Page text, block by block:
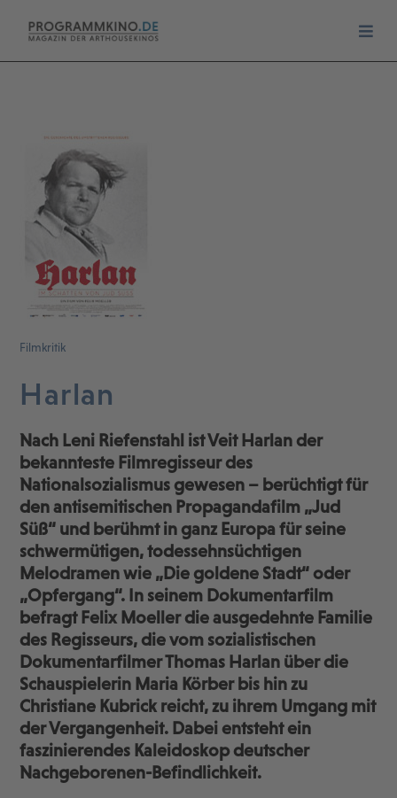
Filmkritik
Harlan
Nach Leni Riefenstahl ist Veit Harlan der
bekannteste Filmregisseur des
Nationalsozialismus gewesen – berüchtigt für
den antisemitischen Propagandafilm „Jud
Süß“ und berühmt in ganz Europa für seine
schwermütigen, todessehnsüchtigen
Melodramen wie „Die goldene Stadt“ oder
„Opfergang“. In seinem Dokumentarfilm
befragt Felix Moeller die ausgedehnte Familie
des Regisseurs, die vom sozialistischen
Dokumentarfilmer Thomas Harlan über die
Schauspielerin Maria Körber bis hin zu
Christiane Kubrick reicht, zu ihrem Umgang mit
der Vergangenheit. Dabei entsteht ein
faszinierendes Kaleidoskop deutscher
Nachgeborenen-Befindlichkeit.